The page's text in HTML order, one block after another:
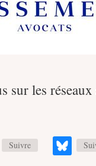
sur les
Suivre